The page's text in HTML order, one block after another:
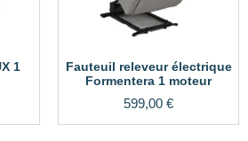
1
Fauteuil releveur électrique
Formentera 1 moteur
599,00 €